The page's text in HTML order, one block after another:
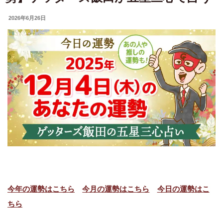
UPDATED
2026年6月26日
今年の運勢はこちら 今月の運勢はこちら
今日の運勢はこ
ちら